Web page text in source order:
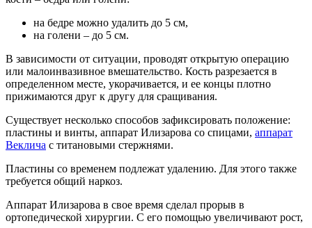
на бедре можно удалить до 5 см,
на голени – до 5 см.
В зависимости от ситуации, проводят открытую операцию
или малоинвазивное вмешательство. Кость разрезается в
определенном месте, укорачивается, и ее концы плотно
прижимаются друг к другу для сращивания.
Существует несколько способов зафиксировать положение:
пластины и винты, аппарат Илизарова со спицами, аппарат
Веклича с титановыми стержнями.
Пластины со временем подлежат удалению. Для этого также
требуется общий наркоз.
Аппарат Илизарова в свое время сделал прорыв в
ортопедической хирургии. С его помощью увеличивают рост,